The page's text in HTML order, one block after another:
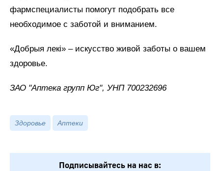
фармспециалисты помогут подобрать все
необходимое с заботой и вниманием.
«Добрыя лекi» – искусство живой заботы о вашем
здоровье.
ЗАО "Аптека групп Юг", УНП 700232696
Здоровье Аптеки
Подписывайтесь на нас в: